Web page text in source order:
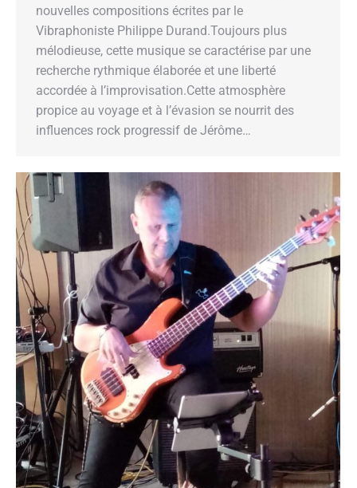
nouvelles compositions écrites par le
Vibraphoniste Philippe Durand.Toujours plus
mélodieuse, cette musique se caractérise par une
recherche rythmique élaborée et une liberté
accordée à l’improvisation.Cette atmosphère
propice au voyage et à l’évasion se nourrit des
influences rock progressif de Jérôme…